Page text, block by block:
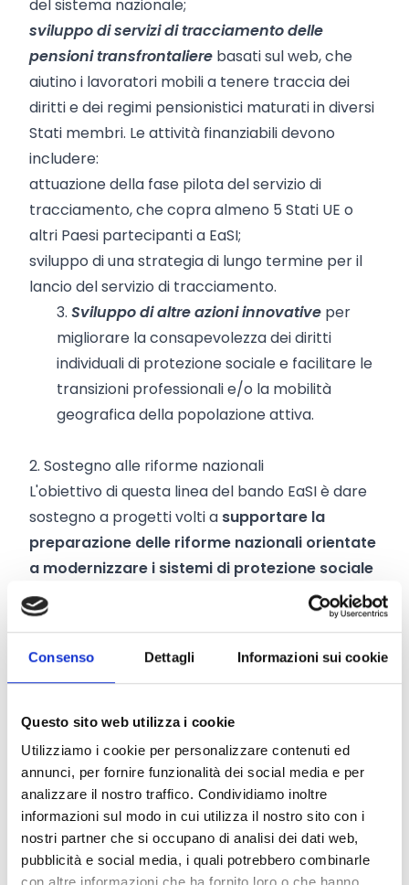
Consenso Dettagli Informazioni sui cookie
Questo sito web utilizza i cookie
Utilizziamo i cookie per personalizzare contenuti ed
annunci, per fornire funzionalità dei social media e per
analizzare il nostro traffico. Condividiamo inoltre
informazioni sul modo in cui utilizza il nostro sito con i
nostri partner che si occupano di analisi dei dati web,
pubblicità e social media, i quali potrebbero combinarle
del sistema nazionale;
sviluppo di servizi di tracciamento delle
pensioni transfrontaliere basati sul web, che
aiutino i lavoratori mobili a tenere traccia dei
diritti e dei regimi pensionistici maturati in diversi
Stati membri. Le attività finanziabili devono
includere:
attuazione della fase pilota del servizio di
tracciamento, che copra almeno 5 Stati UE o
altri Paesi partecipanti a EaSI;
sviluppo di una strategia di lungo termine per il
lancio del servizio di tracciamento.
3. Sviluppo di altre azioni innovative per
migliorare la consapevolezza dei diritti
individuali di protezione sociale e facilitare le
transizioni professionali e/o la mobilità
geografica della popolazione attiva.
2. Sostegno alle riforme nazionali
L'obiettivo di questa linea del bando EaSI è dare
sostegno a progetti volti a supportare la
preparazione delle riforme nazionali orientate
a modernizzare i sistemi di protezione sociale
e a renderli capaci di affrontare sfide quali la
digitalizzazione, il cambiamento del mondo del
capacità dei sistemi di welfare di assorbire gli
seguenti attività:
sviluppo di strumenti di modellizzazione delle
politiche sociali per analizzare i rischi, i bisogni e i
risultati sociali in diversi scenari volti a concepire
riforme di protezione sociale basate su dati reali;
pianificazione e preparazione di riforme in
materia di protezione sociale, tra cui: